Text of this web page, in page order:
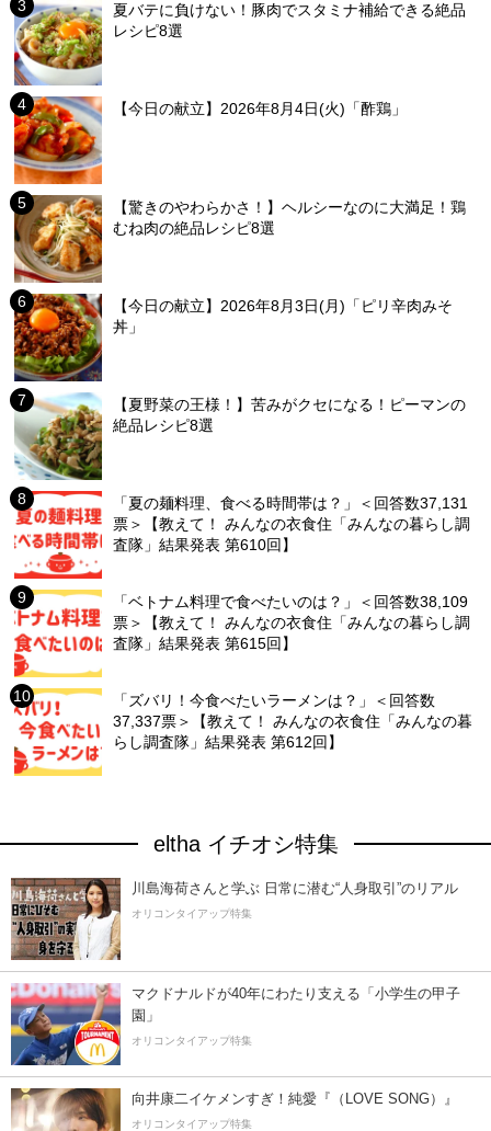
夏バテに負けない！豚肉でスタミナ補給できる絶品
レシピ8選
【今日の献立】2026年8月4日(火)「酢鶏」
【驚きのやわらかさ！】ヘルシーなのに大満足！鶏
むね肉の絶品レシピ8選
【今日の献立】2026年8月3日(月)「ピリ辛肉みそ
丼」
【夏野菜の王様！】苦みがクセになる！ピーマンの
絶品レシピ8選
「夏の麺料理、食べる時間帯は？」＜回答数37,131
票＞【教えて！ みんなの衣食住「みんなの暮らし調
査隊」結果発表 第610回】
「ベトナム料理で食べたいのは？」＜回答数38,109
票＞【教えて！ みんなの衣食住「みんなの暮らし調
査隊」結果発表 第615回】
「ズバリ！今食べたいラーメンは？」＜回答数
37,337票＞【教えて！ みんなの衣食住「みんなの暮
らし調査隊」結果発表 第612回】
eltha イチオシ特集
川島海荷さんと学ぶ 日常に潜む“人身取引”のリアル
オリコンタイアップ特集
マクドナルドが40年にわたり支える「小学生の甲子
園」
オリコンタイアップ特集
向井康二イケメンすぎ！純愛『（LOVE SONG）』
オリコンタイアップ特集